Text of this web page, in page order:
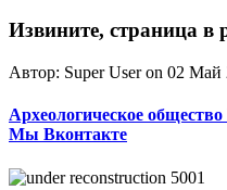
Извините, страница в
Автор: Super User on 02 Май
Археологическое
Мы Вконтакте